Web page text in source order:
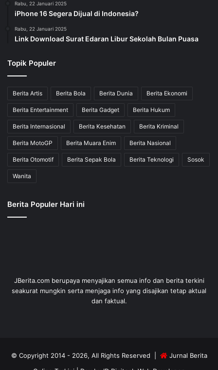
Rabu, 22 Januari 2025
iPhone 16 Segera Dijual di Indonesia?
Rabu, 22 Januari 2025
Link Download Surat Edaran Libur Sekolah Bulan Puasa
Topik Populer
Berita Artis Berita Bola Berita Dunia Berita Ekonomi
Berita Entertainment Berita Gadget Berita Hukum
Berita Internasional Berita Kesehatan Berita Kriminal
Berita MotoGP Berita Muara Enim Berita Nasional
Berita Otomotif Berita Sepak Bola Berita Teknologi Sosok
Wanita
Berita Populer Hari ini
JBerita.com berupaya menyajikan semua info dan berita terkini
seakurat mungkin serta menjaga info yang disajikan tetap aktual
dan faktual.
© Copyright 2014 - 2026, All Rights Reserved |
Jurnal Berita